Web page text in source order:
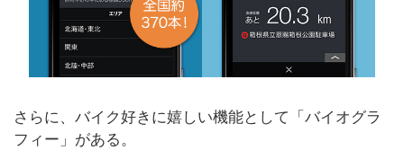
さらに、バイク好きに嬉しい機能として「バイオグラ
フィー」がある。